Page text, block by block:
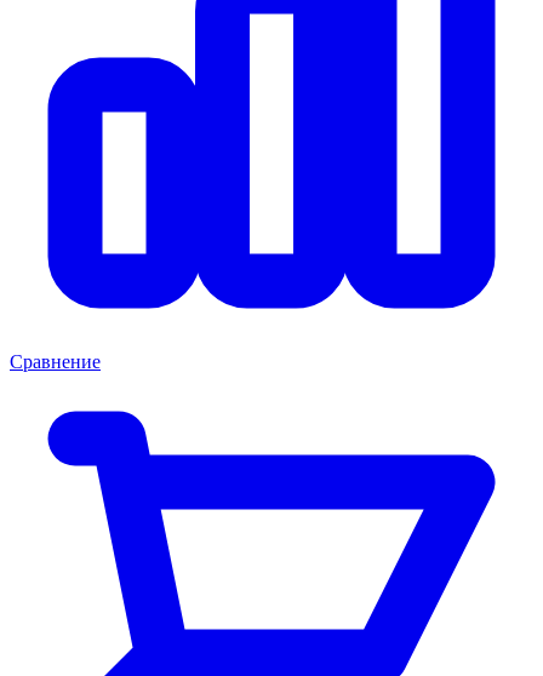
Сравнение